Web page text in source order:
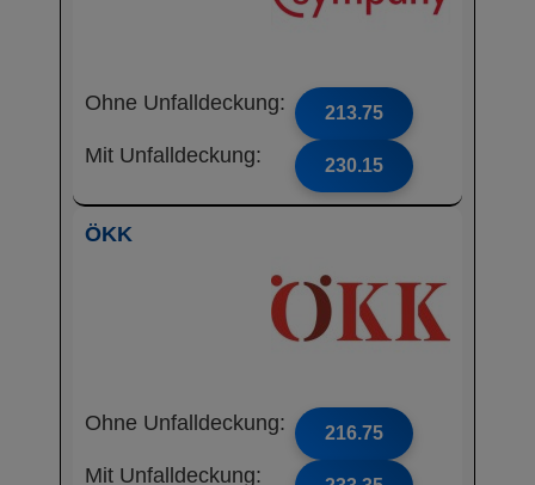
Ohne Unfalldeckung: 213.75
Mit Unfalldeckung: 230.15
ÖKK
Ohne Unfalldeckung: 216.75
Mit Unfalldeckung: